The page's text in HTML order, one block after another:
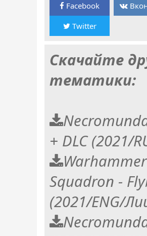
Facebook
Twitter
Скачайте
тематики:
+ DLC (2021/
Squadron -
(2021/ENG/